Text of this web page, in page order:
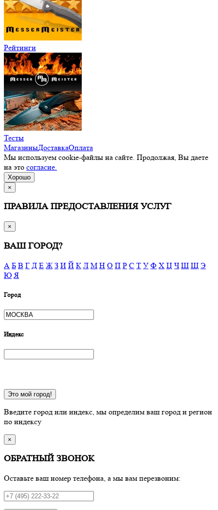
Рейтинги
Тесты
МагазиныДоставкаОплата
Мы используем cookie-файлы на сайте. Продолжая, Вы даете
на это согласие.
Хорошо
×
ПРАВИЛА ПРЕДОСТАВЛЕНИЯ УСЛУГ
×
ВАШ ГОРОД?
А Б В Г Д Е Ж З И Й К Л М Н О П Р С Т У Ф Х Ц Ч Ш Щ Э
Ю Я
Город
Индекс
Это мой город!
Введите город или индекс, мы определим ваш город и регион
по индексу
×
ОБРАТНЫЙ ЗВОНОК
Оставьте ваш номер телефона, а мы вам перезвоним: